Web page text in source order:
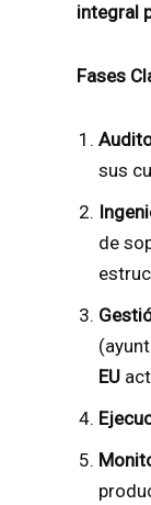
integral
Fases
sus
de
EU